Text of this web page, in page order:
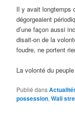
Il y avait longtemps
dégorgeaient
d’une façon aussi
disait-on de la
foudre, ne portent
La volonté du
Publié dans
possession,Wall